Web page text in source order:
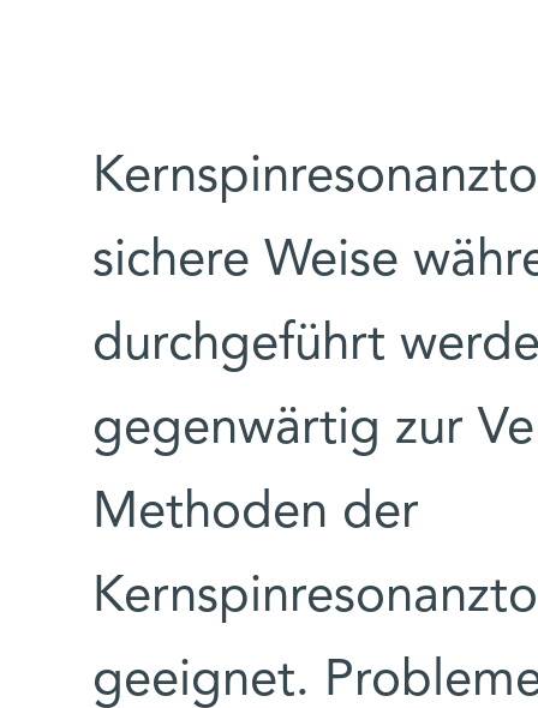
sichere Weise
durchgeführt
gegenwärtig zur
Methoden der
geeignet.